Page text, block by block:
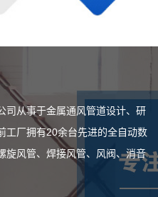
司从事于金属通风管道设计、研
工厂拥有20余台先进的全自动数
旋风管、焊接风管、风阀、消音